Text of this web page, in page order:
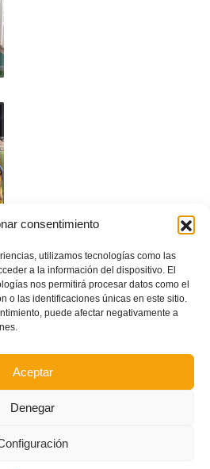
consentimiento
utilizamos tecnologías como las
a la información del dispositivo. El
nos permitirá procesar datos como el
o las identificaciones únicas en este sitio.
puede afectar negativamente a
Aceptar
Denegar